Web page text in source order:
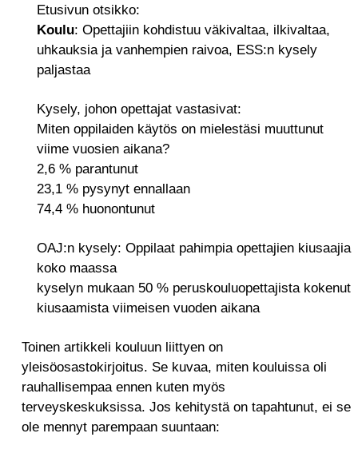
Etusivun otsikko:
Koulu: Opettajiin kohdistuu väkivaltaa, ilkivaltaa,
uhkauksia ja vanhempien raivoa, ESS:n kysely
paljastaa
Kysely, johon opettajat vastasivat:
Miten oppilaiden käytös on mielestäsi muuttunut
viime vuosien aikana?
2,6 % parantunut
23,1 % pysynyt ennallaan
74,4 % huonontunut
OAJ:n kysely: Oppilaat pahimpia opettajien kiusaajia
koko maassa
kyselyn mukaan 50 % peruskouluopettajista kokenut
kiusaamista viimeisen vuoden aikana
Toinen artikkeli kouluun liittyen on
yleisöosastokirjoitus. Se kuvaa, miten kouluissa oli
rauhallisempaa ennen kuten myös
terveyskeskuksissa. Jos kehitystä on tapahtunut, ei se
ole mennyt parempaan suuntaan: